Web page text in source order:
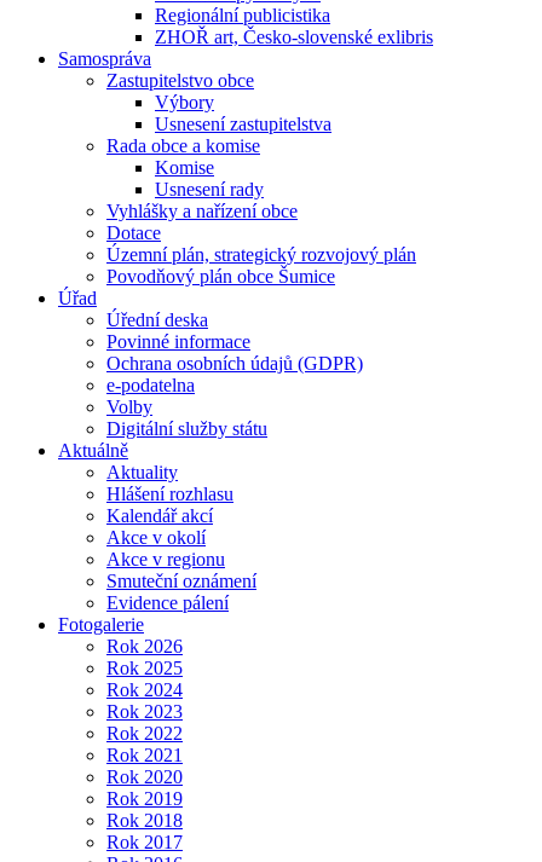
Regionální publicistika
ZHOŘ art, Česko-slovenské exlibris
Samospráva
Zastupitelstvo obce
Výbory
Usnesení zastupitelstva
Rada obce a komise
Komise
Usnesení rady
Vyhlášky a nařízení obce
Dotace
Územní plán, strategický rozvojový plán
Povodňový plán obce Šumice
Úřad
Úřední deska
Povinné informace
Ochrana osobních údajů (GDPR)
e-podatelna
Volby
Digitální služby státu
Aktuálně
Aktuality
Hlášení rozhlasu
Kalendář akcí
Akce v okolí
Akce v regionu
Smuteční oznámení
Evidence pálení
Fotogalerie
Rok 2026
Rok 2025
Rok 2024
Rok 2023
Rok 2022
Rok 2021
Rok 2020
Rok 2019
Rok 2018
Rok 2017